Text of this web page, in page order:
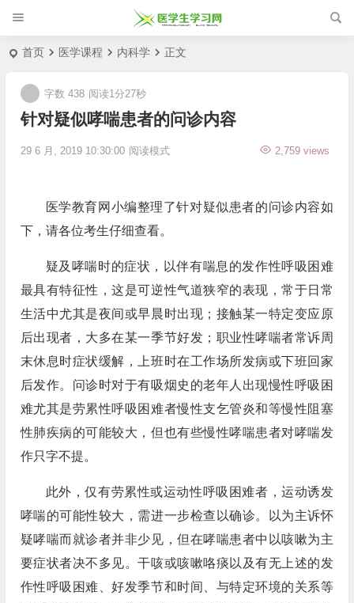
首页 医学课程 内科学 正文
针对疑似哮喘患者的问诊内容
29 6 月, 2019 10:30:00 2,759 views
字数 438 阅读1分27秒
阅读模式
医学教育网小编整理了针对疑似患者的问诊内容如
下，请各位考生仔细查看。
疑及哮喘时的症状，以伴有喘息的发作性呼吸困难
最具有特征性，这是可逆性气道狭窄的表现，常于日常
生活中尤其是夜间或早晨时出现；接触某一特定变应原
后出现者，大多在某一季节好发；职业性哮喘者常诉周
末休息时症状缓解，上班时在工作场所发病或下班回家
后发作。问诊时对于有吸烟史的老年人出现慢性呼吸困
难尤其是劳累性呼吸困难者慢性支乞管炎和等慢性阻塞
性肺疾病的可能较大，但也有些慢性哮喘患者对哮喘发
作只字不提。
此外，仅有劳累性或运动性呼吸困难者，运动诱发
哮喘的可能性较大，需进一步检查以确诊。以为主诉怀
疑哮喘而就诊者并非少见，但在哮喘患者中以咳嗽为主
要症状者决不多见。干咳或咳嗽咯痰以及有无上述的发
作性呼吸困难、好发季节和时间、与特定环境的关系等